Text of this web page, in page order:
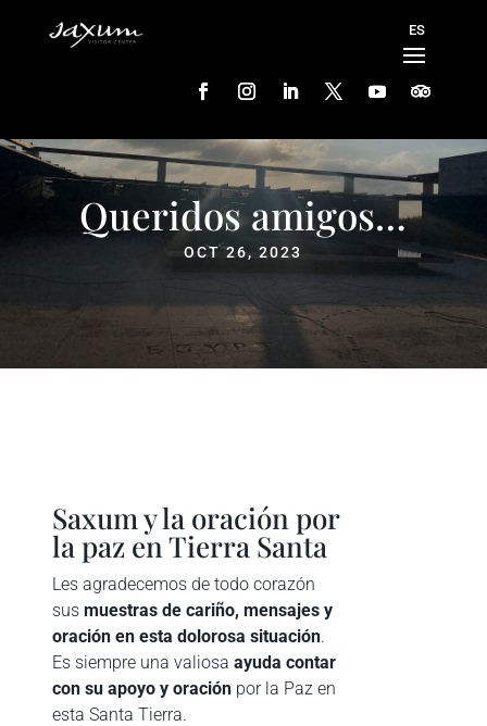
Queridos amigos…
OCT 26, 2023
Saxum y la oración por
la paz en Tierra Santa
Les agradecemos de todo corazón
susmuestras de cariño, mensajes y
oración en esta dolorosa situación.
Es siempre una valiosa ayuda contar
con su apoyo y oración por la Paz en
esta Santa Tierra.